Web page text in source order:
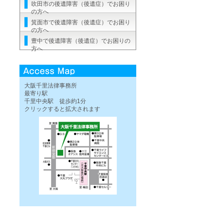
吹田市の後遺障害（後遺症）でお困り
の方へ
箕面市で後遺障害（後遺症）でお困り
の方へ
豊中で後遺障害（後遺症）でお困りの
方へ
大阪千里法律事務所
最寄り駅
千里中央駅 徒歩約1分
クリックすると拡大されます